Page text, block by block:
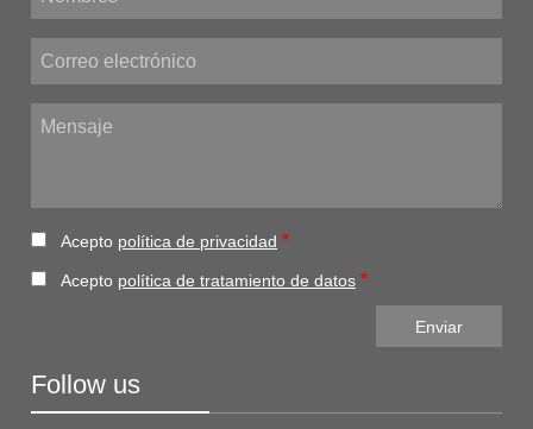
Correo electrónico
Mensaje
Acepto política de privacidad
Acepto política de tratamiento de datos
Follow us